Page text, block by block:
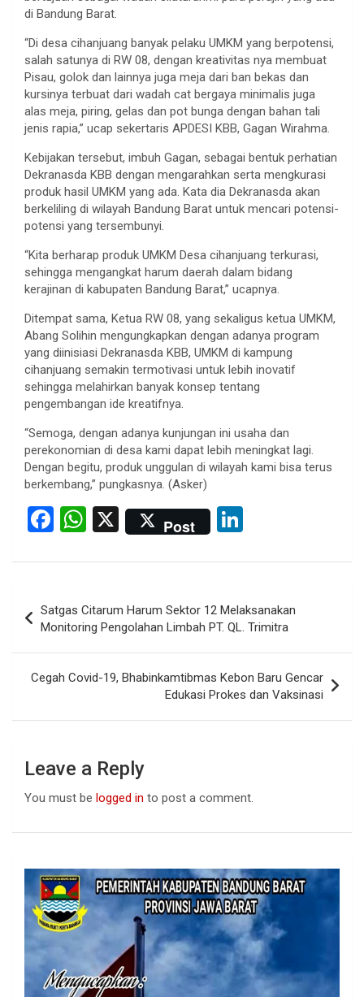
di Bandung Barat.
“Di desa cihanjuang banyak pelaku UMKM yang berpotensi,
salah satunya di RW 08, dengan kreativitas nya membuat
Pisau, golok dan lainnya juga meja dari ban bekas dan
kursinya terbuat dari wadah cat bergaya minimalis juga
alas meja, piring, gelas dan pot bunga dengan bahan tali
jenis rapia,” ucap sekertaris APDESI KBB, Gagan Wirahma.
Kebijakan tersebut, imbuh Gagan, sebagai bentuk perhatian
Dekranasda KBB dengan mengarahkan serta mengkurasi
produk hasil UMKM yang ada. Kata dia Dekranasda akan
berkeliling di wilayah Bandung Barat untuk mencari potensi-
potensi yang tersembunyi.
“Kita berharap produk UMKM Desa cihanjuang terkurasi,
sehingga mengangkat harum daerah dalam bidang
kerajinan di kabupaten Bandung Barat,” ucapnya.
Ditempat sama, Ketua RW 08, yang sekaligus ketua UMKM,
Abang Solihin mengungkapkan dengan adanya program
yang diinisiasi Dekranasda KBB, UMKM di kampung
cihanjuang semakin termotivasi untuk lebih inovatif
sehingga melahirkan banyak konsep tentang
pengembangan ide kreatifnya.
“Semoga, dengan adanya kunjungan ini usaha dan
perekonomian di desa kami dapat lebih meningkat lagi.
Dengan begitu, produk unggulan di wilayah kami bisa terus
berkembang,” pungkasnya. (Asker)
F
ce
o
o
k
W
at
s
A
p
p
X Post
ke
dI
n
navigation
Satgas Citarum Harum Sektor 12 Melaksanakan
Monitoring Pengolahan Limbah PT. QL. Trimitra
Cegah Covid-19, Bhabinkamtibmas Kebon Baru Gencar
Edukasi Prokes dan Vaksinasi
Leave a Reply
You must be logged in to post a comment.